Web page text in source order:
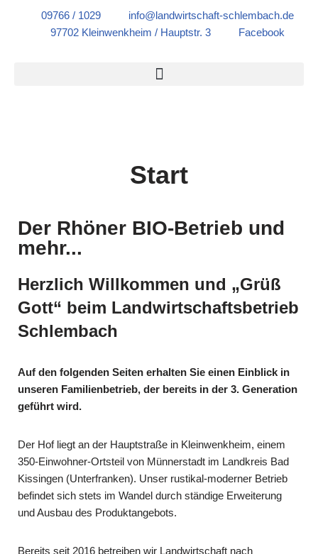
09766 / 1029
info@landwirtschaft-schlembach.de
97702 Kleinwenkheim / Hauptstr. 3
Facebook
Start
Der Rhöner BIO-Betrieb und
mehr...
Herzlich Willkommen und „Grüß
Gott“ beim Landwirtschaftsbetrieb
Schlembach
Auf den folgenden Seiten erhalten Sie einen Einblick in
unseren Familienbetrieb, der bereits in der 3. Generation
geführt wird.
Der Hof liegt an der Hauptstraße in Kleinwenkheim, einem
350-Einwohner-Ortsteil von Münnerstadt im Landkreis Bad
Kissingen (Unterfranken). Unser rustikal-moderner Betrieb
befindet sich stets im Wandel durch ständige Erweiterung
und Ausbau des Produktangebots.
Bereits seit 2016 betreiben wir Landwirtschaft nach